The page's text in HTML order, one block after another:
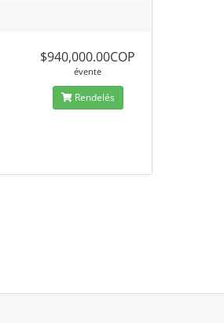
$940,000.00COP
évente
Rendelés